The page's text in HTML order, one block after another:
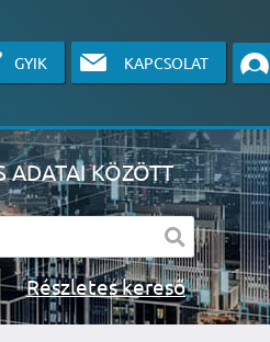
GYIK KAPCSOLAT
ADATAI KÖZÖTT
Részletes kereső